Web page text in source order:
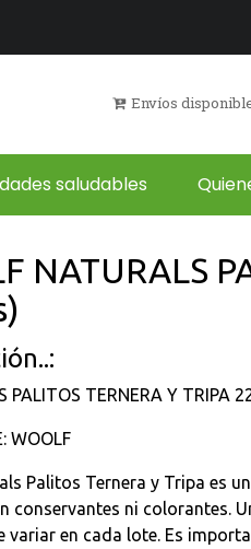
Envíos
saludables
NATURALS
PALITOS TERNERA Y TRIPA
WOOLF
Palitos Ternera y Tripa es
conservantes ni colorantes.
variar en cada lote. Es